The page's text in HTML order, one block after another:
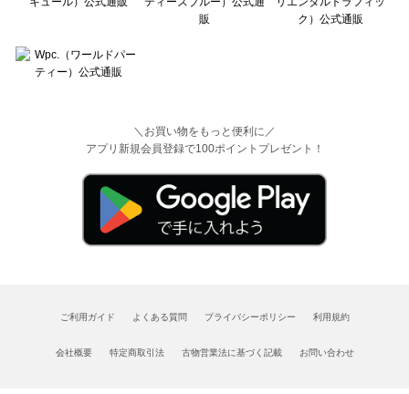
＼お買い物をもっと便利に／
アプリ新規会員登録で100ポイントプレゼント！
ご利用ガイド よくある質問 プライバシーポリシー 利用規約
会社概要 特定商取引法 古物営業法に基づく記載 お問い合わせ